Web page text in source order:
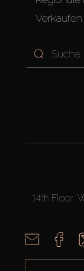
Verkaufen
14th Floor,